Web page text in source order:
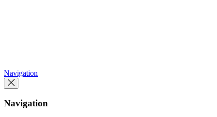
Navigation
Navigation